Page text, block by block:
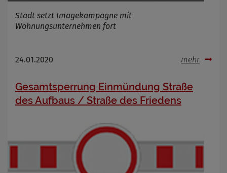
Stadt setzt Imagekampagne mit
Wohnungsunternehmen fort
24.01.2020 mehr
Gesamtsperrung Einmündung Straße
des Aufbaus / Straße des Friedens